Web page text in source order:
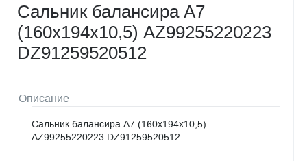
Сальник балансира А7
(160х194х10,5) AZ99255220223
DZ91259520512
Описание
Сальник балансира А7 (160х194х10,5)
AZ99255220223 DZ91259520512